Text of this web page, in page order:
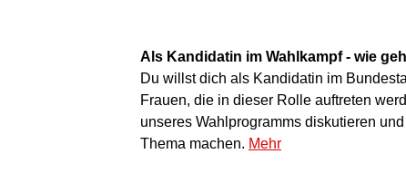
Als Kandidatin im Wahlkampf - wie
Du willst dich als Kandidatin im
Frauen, die in dieser Rolle auftreten
unseres Wahlprogramms diskutieren
Thema machen. Mehr